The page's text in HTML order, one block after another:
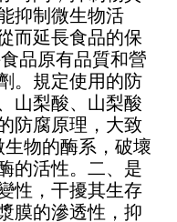
抑制微生物活
而延長食品的保
品原有品質和營
。規定使用的防
山梨酸、山梨酸
防腐原理，大致
物的酶系，破壞
的活性。二、是
性，干擾其生存
膜的滲透性，抑